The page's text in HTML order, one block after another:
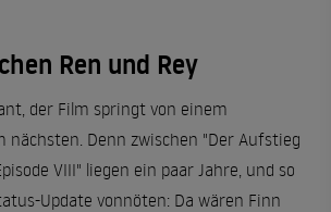
Ren und Rey
der Film springt von einem
nächsten. Denn zwischen "Der Aufstieg
VIII" liegen ein paar Jahre, und so
Update vonnöten: Da wären Finn